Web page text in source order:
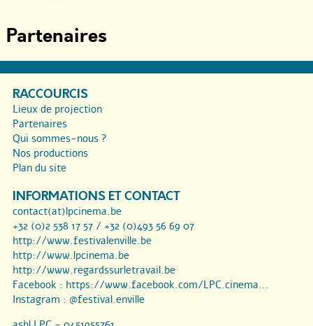
Partenaires
RACCOURCIS
Lieux de projection
Partenaires
Qui sommes-nous ?
Nos productions
Plan du site
INFORMATIONS ET CONTACT
contact(at)lpcinema.be
+32 (0)2 538 17 57 / +32 (0)493 56 69 07
http://www.festivalenville.be
http://www.lpcinema.be
http://www.regardssurletravail.be
Facebook : https://www.facebook.com/LPC.cinema...
Instagram : @festival.enville